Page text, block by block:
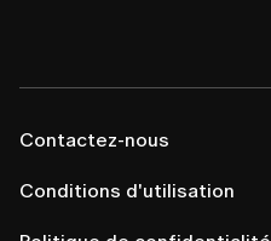
Contactez-nous
Conditions d'utilisation